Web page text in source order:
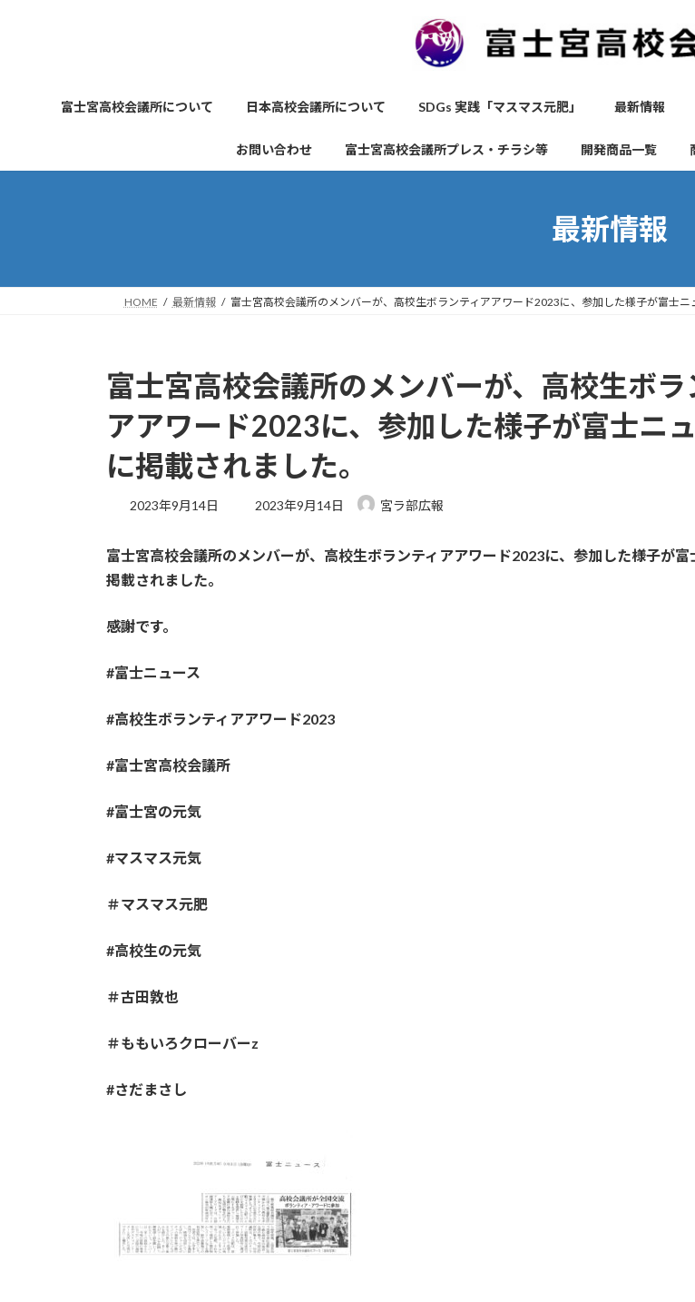
富士宮高校会議所について 日本高校会議所について SDGs 実践「マスマス元肥」 最新情報
お問い合わせ 富士宮高校会議所プレス・チラシ等 開発商品一覧
最新情報
HOME 最新情報 富士宮高校会議所のメンバーが、高校生ボランティアアワード2023に、参加した様子が富士ニ
富士宮高校会議所のメンバーが、高校生ボラ
アアワード2023に、参加した様子が富士ニ
に掲載されました。
2023年9月14日
最
新
2023年9月14日 宮ラ部広報
富士宮高校会議所のメンバーが、高校生ボランティアアワード2023に、参加した様子が富
掲載されました。
感謝です。
#富士ニュース
#高校生ボランティアアワード2023
#富士宮高校会議所
#富士宮の元気
#マスマス元気
＃マスマス元肥
#高校生の元気
＃古田敦也
＃ももいろクローバーz
#さだまさし